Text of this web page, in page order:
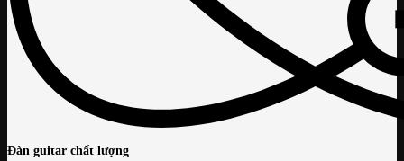
Đàn guitar chất lượng